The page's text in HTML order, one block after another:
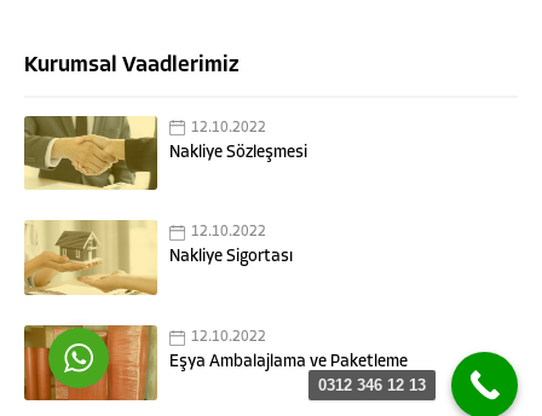
Kurumsal Vaadlerimiz
12.10.2022
Nakliye Sözleşmesi
12.10.2022
Nakliye Sigortası
12.10.2022
Eşya Ambalajlama ve Paketleme
Cevap Yaz
0312 346 12 13